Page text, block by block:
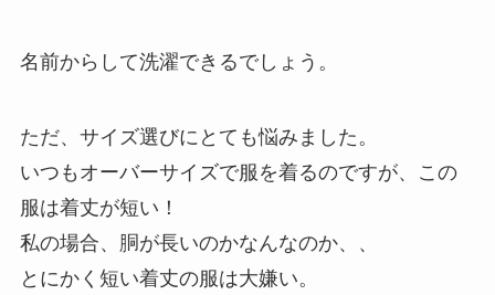
名前からして洗濯できるでしょう。
ただ、サイズ選びにとても悩みました。
いつもオーバーサイズで服を着るのですが、この
服は着丈が短い！
私の場合、胴が長いのかなんなのか、、
とにかく短い着丈の服は大嫌い。